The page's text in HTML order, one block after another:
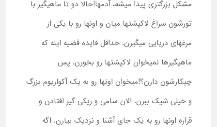
مشکل بزرگتری پیدا میشه، آدمها!حالا دو تا ماهیگیر با
تورشون سراغ لاکپشتها میان و اونها رو با یکی از
مرغهای دریایی میگیرن. حداقل فایده قضیه اینه که
ماهیگیرها نمیخوان لاکپشتها رو بخورن. پس
چیکارشون دارن؟!میخوان اونها رو به یک آکواریوم بزرگ
و خیلی شیک ببرن. الان سامی و ریکی گیر افتادن و
قراره اونها رو به یک جای آشنا و نزدیک بیارن. اگه